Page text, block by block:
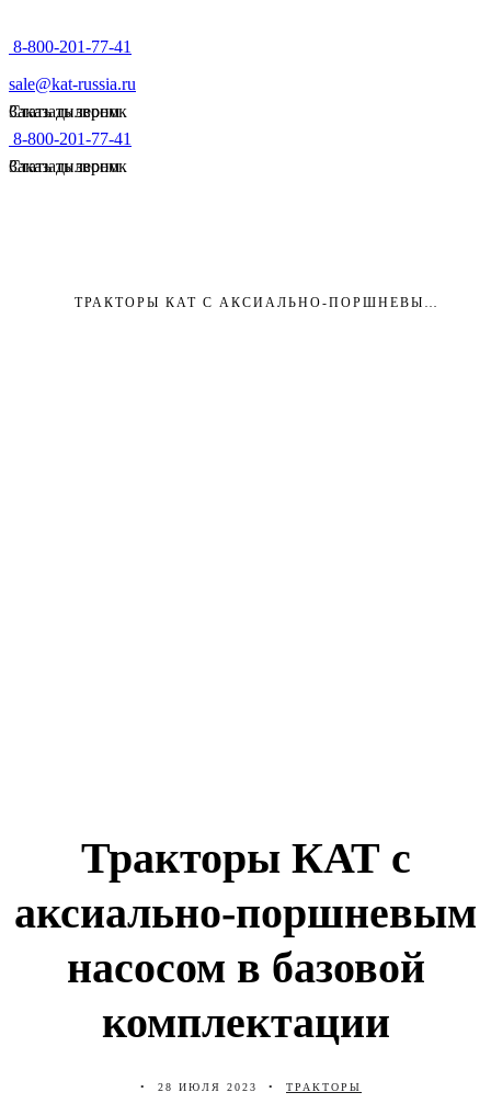
8-800-201-77-41
sale@kat-russia.ru
Стать дилером
Заказать звонок
8-800-201-77-41
Стать дилером
Заказать звонок
ТРАКТОРЫ КАТ С АКСИАЛЬНО-ПОРШНЕВЫМ НАСОСОМ В БАЗОВОЙ КОМПЛЕКТАЦИИ
Тракторы КАТ с
аксиально-поршневым
насосом в базовой
комплектации
28 ИЮЛЯ 2023 ТРАКТОРЫ